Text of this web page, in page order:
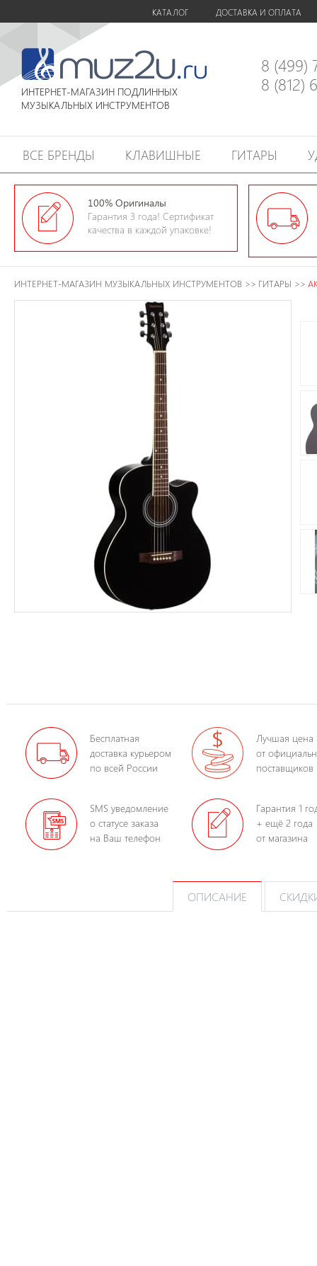
КАТАЛОГ ДОСТАВКА И ОПЛАТА
ИНТЕРНЕТ-МАГАЗИН ПОДЛИННЫХ
МУЗЫКАЛЬНЫХ ИНСТРУМЕНТОВ
8 (499)
8 (812)
ВСЕ БРЕНДЫ КЛАВИШНЫЕ ГИТАРЫ
100% Оригиналы
Гарантия 3 года! Сертификат
качества в каждой упаковке!
ИНТЕРНЕТ-МАГАЗИН МУЗЫКАЛЬНЫХ ИНСТРУМЕНТОВ >> ГИТАРЫ >>
Бесплатная
доставка курьером
по всей России
Лучшая цена
от
поставщиков
SMS уведомление
о статусе заказа
на Ваш телефон
Гарантия 1
+ ещё 2 года
от магазина
ОПИСАНИЕ